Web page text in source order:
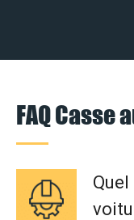
FAQ Casse